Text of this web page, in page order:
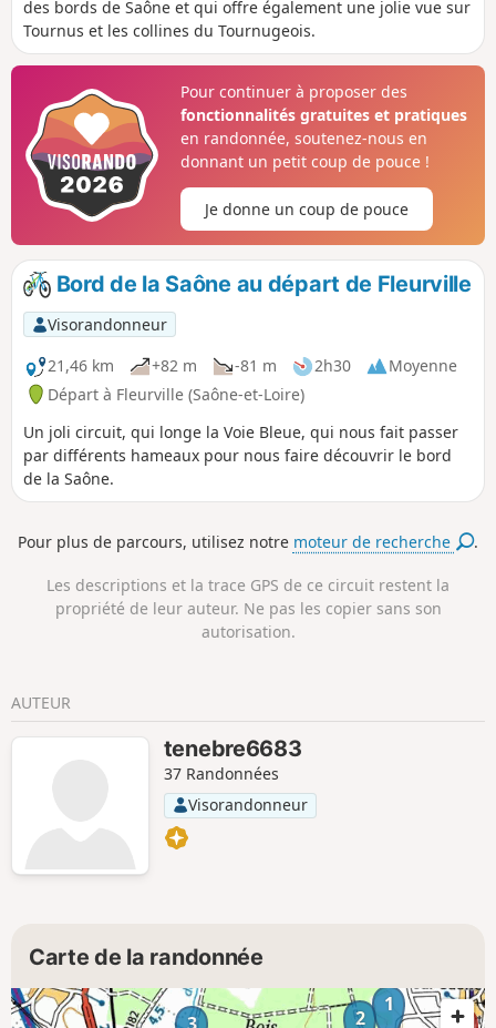
des bords de Saône et qui offre également une jolie vue sur
Tournus et les collines du Tournugeois.
Pour continuer à proposer des
fonctionnalités gratuites et pratiques
en randonnée, soutenez-nous en
donnant un petit coup de pouce !
Je donne un coup de pouce
Bord de la Saône au départ de Fleurville
Visorandonneur
21,46 km
+82 m -81 m 2h30
Moyenne
Départ à Fleurville (Saône-et-Loire)
Un joli circuit, qui longe la Voie Bleue, qui nous fait passer
par différents hameaux pour nous faire découvrir le bord
de la Saône.
Pour plus de parcours, utilisez notre moteur de recherche .
Les descriptions et la trace GPS de ce circuit restent la
propriété de leur auteur. Ne pas les copier sans son
autorisation.
AUTEUR
tenebre6683
37 Randonnées
Visorandonneur
Carte de la randonnée
1
2